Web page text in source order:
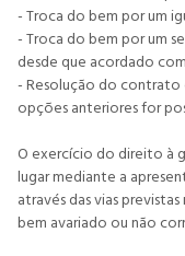
- Troca do bem por um
- Troca do bem por um
desde que acordado
- Resolução do contrato
opções anteriores for
O exercício do direito à
lugar mediante a
através das vias
bem avariado ou não